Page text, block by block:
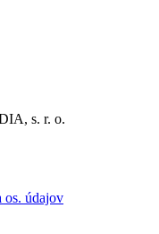
s. r. o.
os. údajov